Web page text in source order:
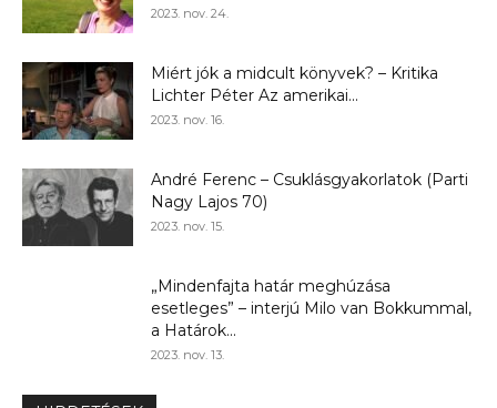
2023. nov. 24.
Miért jók a midcult könyvek? – Kritika
Lichter Péter Az amerikai...
2023. nov. 16.
André Ferenc – Csuklásgyakorlatok (Parti
Nagy Lajos 70)
2023. nov. 15.
„Mindenfajta határ meghúzása
esetleges” – interjú Milo van Bokkummal,
a Határok...
2023. nov. 13.